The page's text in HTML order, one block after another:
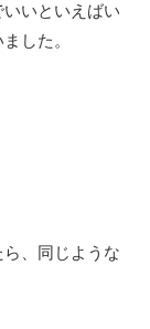
いといえばい
した。
、同じような